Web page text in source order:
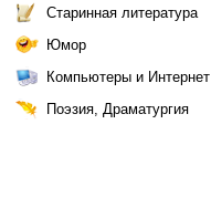
Старинная литература
Юмор
Компьютеры и Интернет
Поэзия, Драматургия